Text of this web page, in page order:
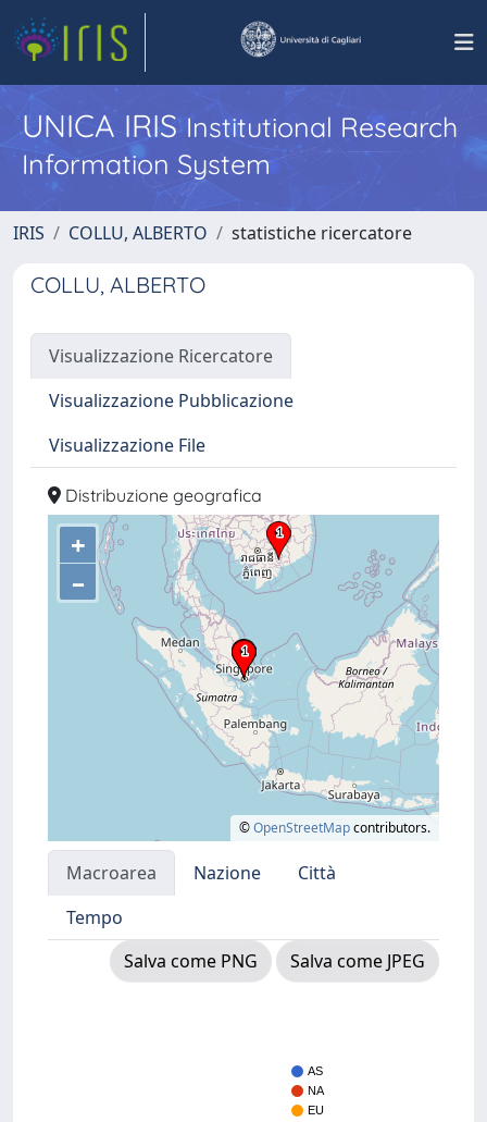
UNICA IRISInstitutional Research
Information System
IRIS COLLU, ALBERTO statistiche ricercatore
COLLU, ALBERTO
Visualizzazione Ricercatore
Visualizzazione Pubblicazione
Visualizzazione File
Distribuzione geografica
+
–
©OpenStreetMapcontributors.
Macroarea Nazione
Città
Tempo
Salva come PNG
Salva come JPEG
AS
NA
EU